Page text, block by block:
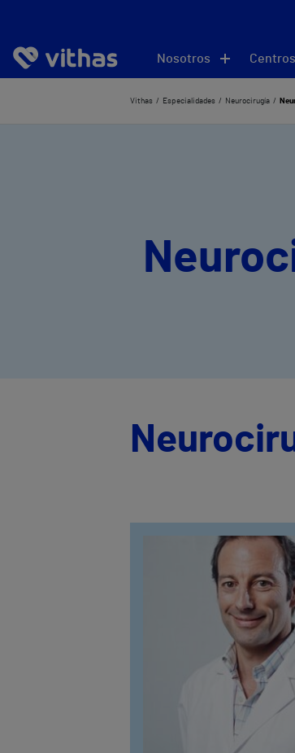
Nosotros Centros
Vithas Especialidades Neurocirugía